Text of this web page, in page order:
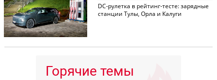
DC-рулетка в рейтинг-тесте: зарядные
станции Тулы, Орла и Калуги
Горячие темы